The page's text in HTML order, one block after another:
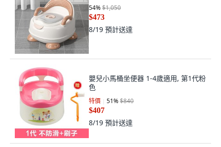
54%$1,050
$473
8/19 預計送達
嬰兒小馬桶坐便器 1-4歲適用, 第1代粉
色
特價 51%$840
$407
8/19 預計送達